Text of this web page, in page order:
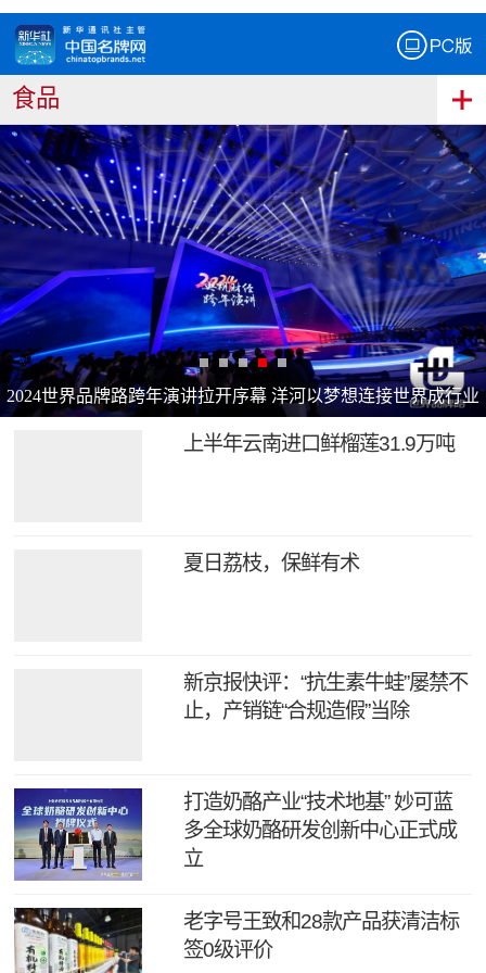
食品
2024世界品牌路跨年演讲拉开序幕 洋河以梦想连接世界成行业
典范
上半年云南进口鲜榴莲31.9万吨
夏日荔枝，保鲜有术
新京报快评：“抗生素牛蛙”屡禁不
止，产销链“合规造假”当除
打造奶酪产业“技术地基” 妙可蓝
多全球奶酪研发创新中心正式成
立
老字号王致和28款产品获清洁标
签0级评价